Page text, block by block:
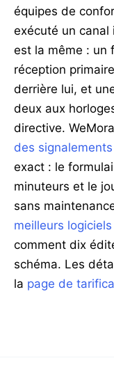
équipes de
exécuté un
est la même : un
réception
derrière lui, et
deux aux
directive.
des signalements
exact : le
minuteurs et le
sans
meilleurs
comment dix
schéma. Les
la page de